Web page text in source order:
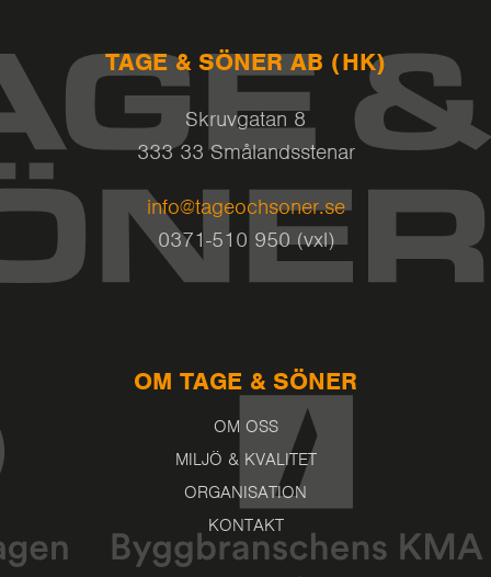
TAGE & SÖNER AB (HK)
Skruvgatan 8
333 33 Smålandsstenar
info@tageochsoner.se
0371-510 950 (vxl)
OM TAGE & SÖNER
OM OSS
MILJÖ & KVALITET
ORGANISATION
KONTAKT